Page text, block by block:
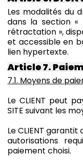
Les modalités du
dans la section «
rétractation »,
et accessible en
lien hypertexte.
Article 7.
7.1. Moyens de
Le CLIENT peut
SITE suivant les
Le CLIENT garantit
autorisations
paiement choisi.